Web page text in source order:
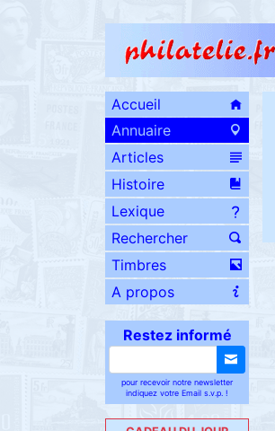
Accueil
Annuaire
Articles
Histoire
Lexique
Rechercher
Timbres
A propos
Restez informé
pour recevoir notre newsletter
indiquez votre Email s.v.p. !